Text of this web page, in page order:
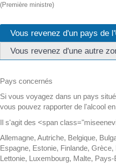
(Première ministre)
Vous revenez d'un pays de
Vous revenez d'une autre
Pays concernés
Si vous voyagez dans un pays
vous pouvez rapporter de l'alcool
Il s'agit des <span
Allemagne, Autriche, Belgique,
Espagne, Estonie, Finlande,
Lettonie, Luxembourg, Malte,